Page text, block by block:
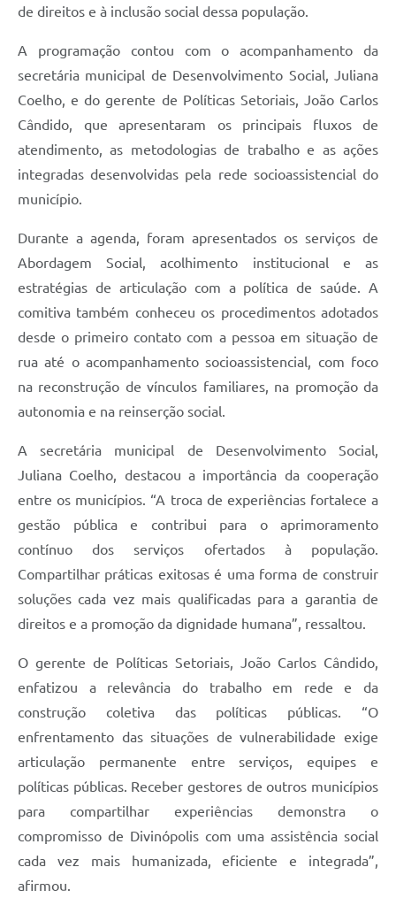
de direitos e à inclusão social dessa população.
A programação contou com o acompanhamento da
secretária municipal de Desenvolvimento Social, Juliana
Coelho, e do gerente de Políticas Setoriais, João Carlos
Cândido, que apresentaram os principais fluxos de
atendimento, as metodologias de trabalho e as ações
integradas desenvolvidas pela rede socioassistencial do
município.
Durante a agenda, foram apresentados os serviços de
Abordagem Social, acolhimento institucional e as
estratégias de articulação com a política de saúde. A
comitiva também conheceu os procedimentos adotados
desde o primeiro contato com a pessoa em situação de
rua até o acompanhamento socioassistencial, com foco
na reconstrução de vínculos familiares, na promoção da
autonomia e na reinserção social.
A secretária municipal de Desenvolvimento Social,
Juliana Coelho, destacou a importância da cooperação
entre os municípios. “A troca de experiências fortalece a
gestão pública e contribui para o aprimoramento
contínuo dos serviços ofertados à população.
Compartilhar práticas exitosas é uma forma de construir
soluções cada vez mais qualificadas para a garantia de
direitos e a promoção da dignidade humana”, ressaltou.
O gerente de Políticas Setoriais, João Carlos Cândido,
enfatizou a relevância do trabalho em rede e da
construção coletiva das políticas públicas. “O
enfrentamento das situações de vulnerabilidade exige
articulação permanente entre serviços, equipes e
políticas públicas. Receber gestores de outros municípios
para compartilhar experiências demonstra o
compromisso de Divinópolis com uma assistência social
cada vez mais humanizada, eficiente e integrada”,
afirmou.